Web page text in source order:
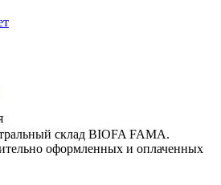
склад BIOFA FAMA.
оформленных и оплаченных